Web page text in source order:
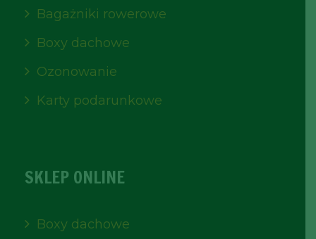
Bagażniki rowerowe
Boxy dachowe
Ozonowanie
Karty podarunkowe
SKLEP ONLINE
Boxy dachowe